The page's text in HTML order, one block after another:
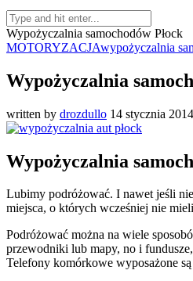
Wypożyczalnia samochodów Płock
MOTORYZACJAwypożyczalnia
Wypożyczalnia
written by drozdullo 14 stycznia 2014
Wypożyczalnia
Lubimy podróżować. I nawet jeśli
miejsca, o których wcześniej nie
Podróżować można na wiele
przewodniki lub mapy, no i
Telefony komórkowe wyposażone